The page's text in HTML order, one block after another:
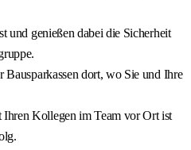
und genießen dabei die Sicherheit
Bausparkassen dort, wo Sie und Ihre
Ihren Kollegen im Team vor Ort ist